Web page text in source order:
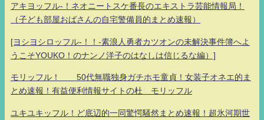
アキヨッフル-！ネオニートスケ番長のエキストラ芸能情報局！
（子ども部屋おばさんの自宅警備員的まとめ速報）
[ヨシヨシロッフル-！！-素浪人勇者カツオンの未解決事件簿へよ
うこそYOUKO！のナンノ洋子のはなしは信じるな編）]
モリッフル！ 50代無職独身ガチホモ童貞！女装子オネエ的ま
とめ速報！有益便利情報サイトの杜 モリッフル
ユキユキッフル！ど底辺的一同驚愕騒然まとめ速報！超氷河期世